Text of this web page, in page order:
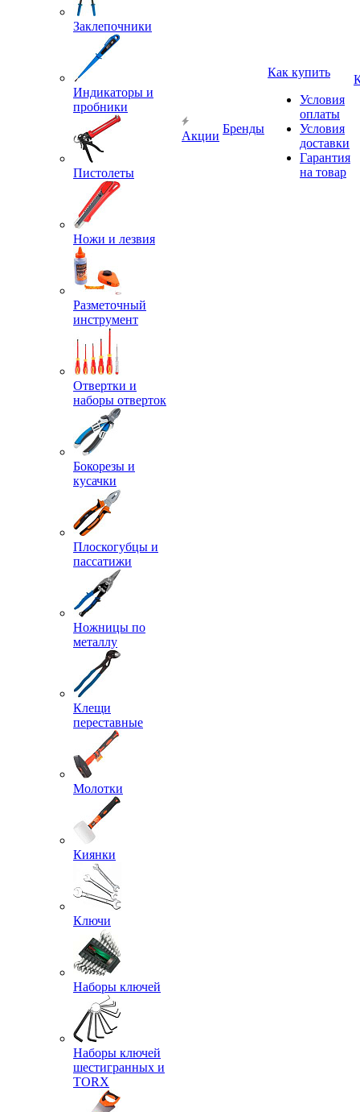
Заклепочники
Индикаторы и
пробники
Пистолеты
Ножи и лезвия
Разметочный
инструмент
Отвертки и
наборы отверток
Бокорезы и
кусачки
Плоскогубцы и
пассатижи
Ножницы по
металлу
Клещи
переставные
Молотки
Киянки
Ключи
Наборы ключей
Наборы ключей
шестигранных и
TORX
Акции
Бренды
Как купить
Условия
оплаты
Условия
доставки
Гарантия
на товар